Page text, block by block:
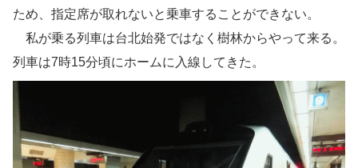
ため、指定席が取れないと乗車することができない。
私が乗る列車は台北始発ではなく樹林からやって来る。
列車は7時15分頃にホームに入線してきた。